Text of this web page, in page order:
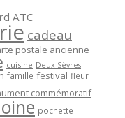
ATC
cadeau
postale ancienne
cuisine Deux-Sèvres
famille festival fleur
commémoratif
pochette